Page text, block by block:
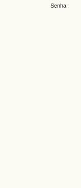
Senha